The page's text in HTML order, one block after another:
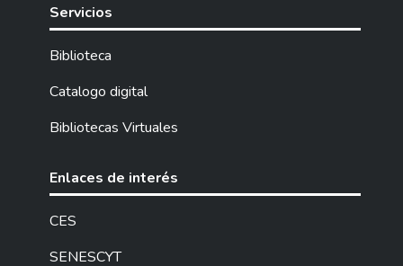
Servicios
Biblioteca
Catalogo digital
Bibliotecas Virtuales
Enlaces de interés
CES
SENESCYT